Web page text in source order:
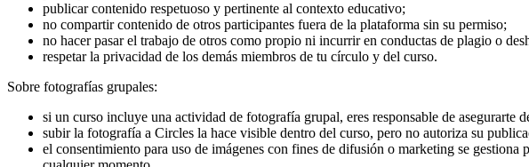
publicar contenido respetuoso y pertinente al contexto educativo;
no compartir contenido de otros participantes fuera de la plataforma sin su permiso;
no hacer pasar el trabajo de otros como propio ni incurrir en conductas de plagio o
respetar la privacidad de los demás miembros de tu círculo y del curso.
Sobre fotografías grupales:
si un curso incluye una actividad de fotografía grupal, eres responsable de asegurarte
subir la fotografía a Circles la hace visible dentro del curso, pero no autoriza su
el consentimiento para uso de imágenes con fines de difusión o marketing se